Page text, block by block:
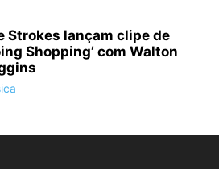
Strokes lançam clipe de
Shopping’ com Walton